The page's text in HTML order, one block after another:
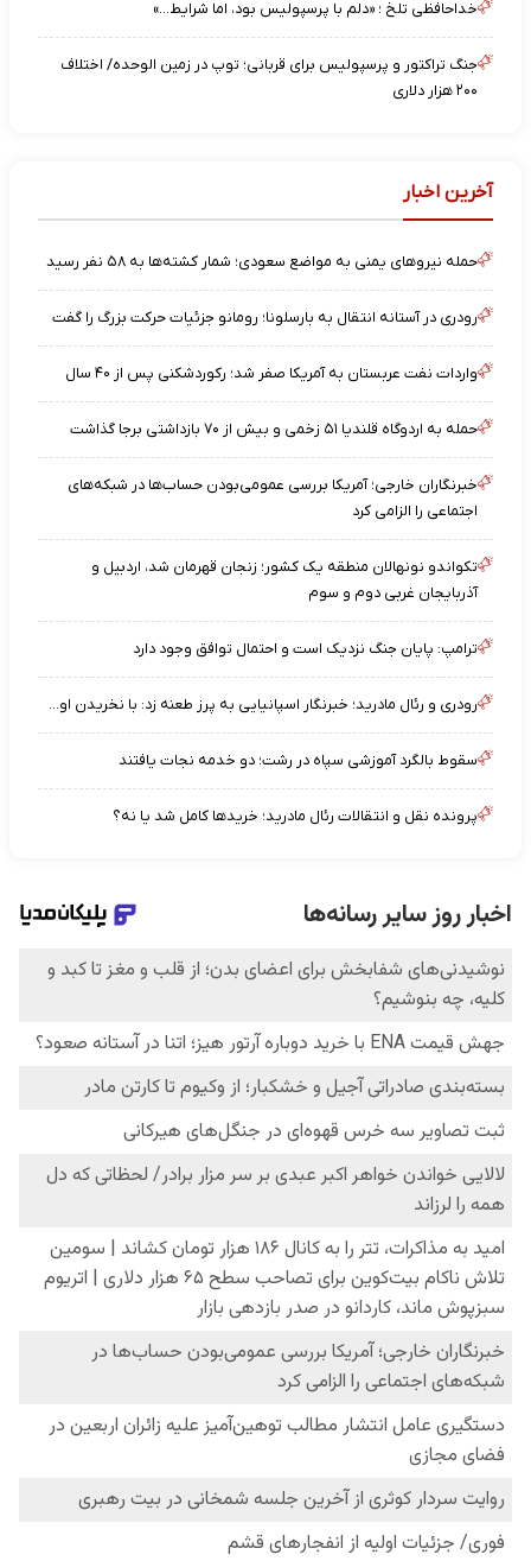
خداحافظی تلخ ؛ «دلم با پرسپولیس بود، اما شرایط…»
جنگ تراکتور و پرسپولیس برای قربانی؛ توپ در زمین الوحده/ اختلاف
۲۰۰ هزار دلاری
آخرین اخبار
حمله نیروهای یمنی به مواضع سعودی؛ شمار کشته‌ها به ۵۸ نفر رسید
رودری در آستانه انتقال به بارسلونا؛ رومانو جزئیات حرکت بزرگ را گفت
واردات نفت عربستان به آمریکا صفر شد؛ رکوردشکنی پس از ۴۰ سال
حمله به اردوگاه قلندیا ۵۱ زخمی و بیش از ۷۰ بازداشتی برجا گذاشت
خبرنگاران خارجی؛ آمریکا بررسی عمومی‌بودن حساب‌ها در شبکه‌های
اجتماعی را الزامی کرد
تکواندو نونهالان منطقه یک کشور؛ زنجان قهرمان شد، اردبیل و
آذربایجان غربی دوم و سوم
ترامپ: پایان جنگ نزدیک است و احتمال توافق وجود دارد
رودری و رئال مادرید؛ خبرنگار اسپانیایی به پرز طعنه زد: با نخریدن او...
سقوط بالگرد آموزشی سپاه در رشت؛ دو خدمه نجات یافتند
پرونده نقل و انتقالات رئال مادرید؛ خریدها کامل شد یا نه؟